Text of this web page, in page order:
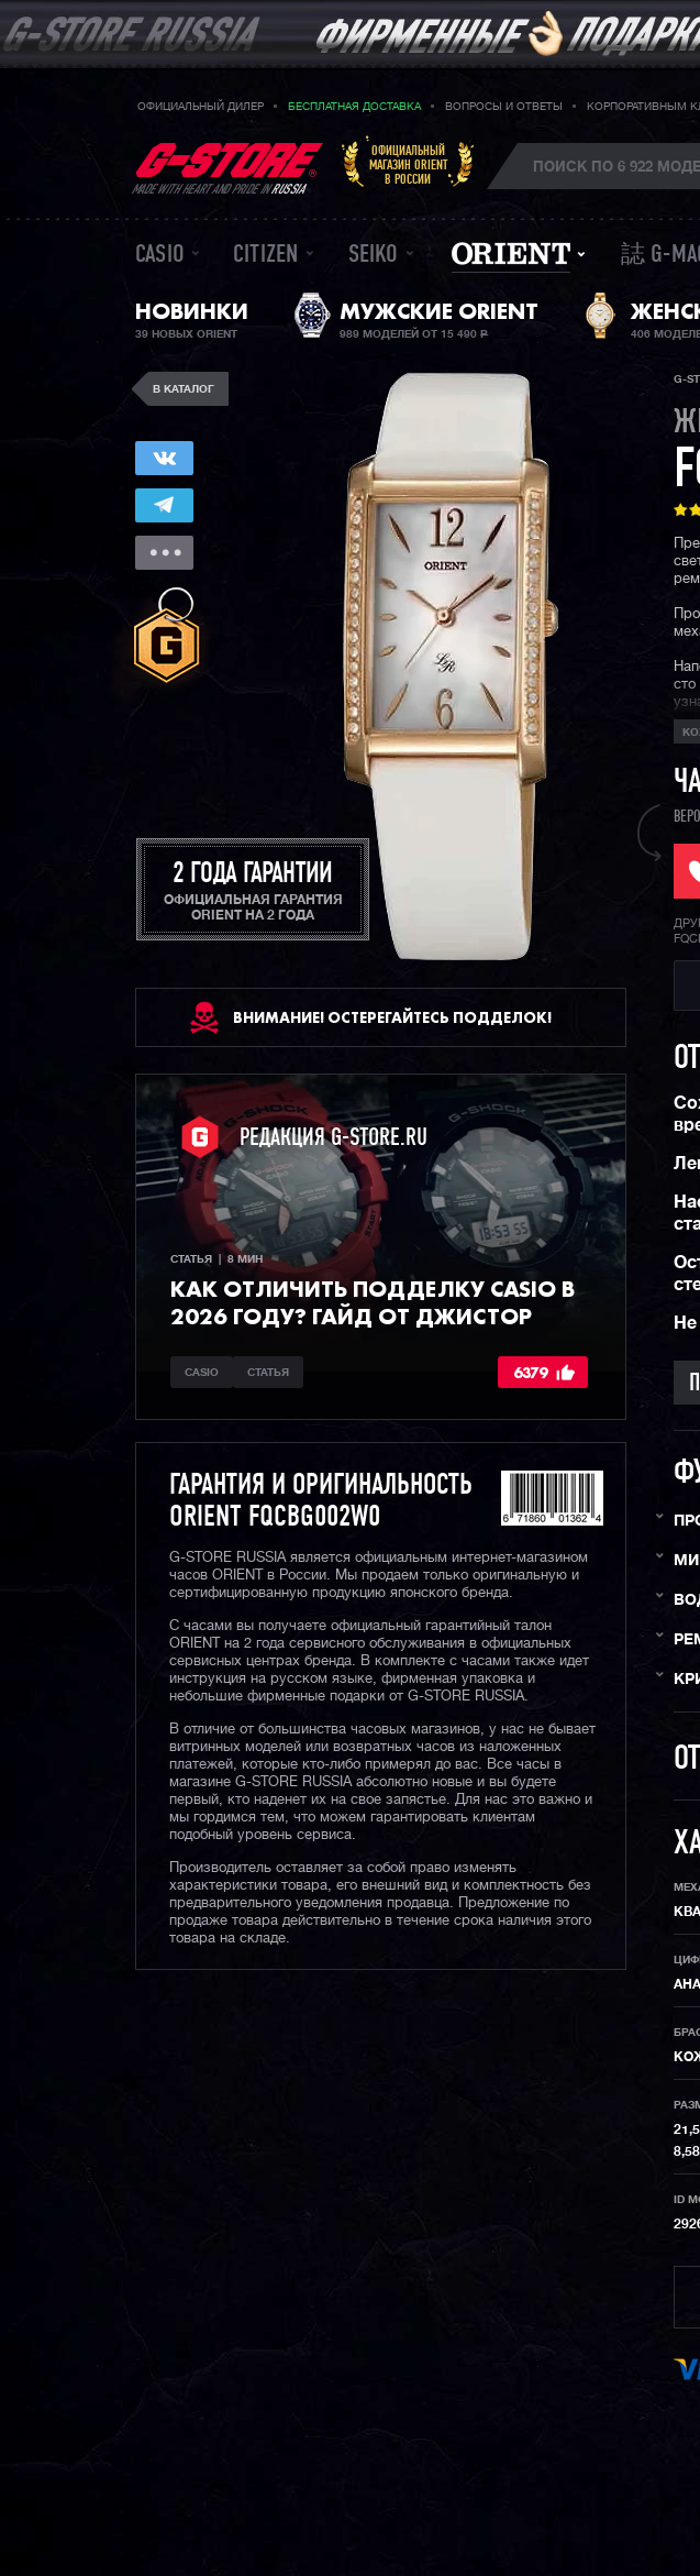
ОФИЦИАЛЬНЫЙ ДИЛЕР БЕСПЛАТНАЯ ДОСТАВКА ВОПРОСЫ И ОТВЕТЫ КОРПОРАТИВНЫМ
MADE WITH HEART AND PRIDE INRUSSIA
ОФИЦИАЛЬНЫЙ
МАГАЗИН ORIENT
В РОССИИ
CASIO CITIZEN SEIKO 誌 G-
НОВИНКИ
39 НОВЫХ ORIENT
МУЖСКИЕ ORIENT
989 МОДЕЛЕЙ ОТ 15 490Р 406
В КАТАЛОГ
2 ГОДА ГАРАНТИИ
ОФИЦИАЛЬНАЯ ГАРАНТИЯ
ORIENT НА 2 ГОДА
ВНИМАНИЕ! ОСТЕРЕГАЙТЕСЬ ПОДДЕЛОК!
РЕДАКЦИЯ G-STORE.RU
СТАТЬЯ  |  8 МИН
КАК ОТЛИЧИТЬ ПОДДЕЛКУ CASIO В
2026 ГОДУ? ГАЙД ОТ ДЖИСТОР
CASIO СТАТЬЯ 6379
ГАРАНТИЯ И ОРИГИНАЛЬНОСТЬ
ORIENT FQCBG002W0
G-STORE RUSSIA является официальным интернет-магазином
часов ORIENT в России. Мы продаем только оригинальную и
сертифицированную продукцию японского бренда.
С часами вы получаете официальный гарантийный талон
ORIENT на 2 года сервисного обслуживания в официальных
сервисных центрах бренда. В комплекте с часами также идет
инструкция на русском языке, фирменная упаковка и
небольшие фирменные подарки от G-STORE RUSSIA.
В отличие от большинства часовых магазинов, у нас не бывает
витринных моделей или возвратных часов из наложенных
платежей, которые кто-либо примерял до вас. Все часы в
магазине G-STORE RUSSIA абсолютно новые и вы будете
первый, кто наденет их на свое запястье. Для нас это важно и
мы гордимся тем, что можем гарантировать клиентам
подобный уровень сервиса.
Производитель оставляет за собой право изменять
характеристики товара, его внешний вид и комплектность без
предварительного уведомления продавца. Предложение по
продаже товара действительно в течение срока наличия этого
товара на складе.
G-
Не
ID